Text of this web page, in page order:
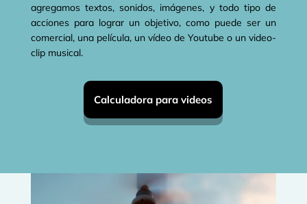
agregamos textos, sonidos, imágenes, y todo tipo de
acciones para lograr un objetivo, como puede ser un
comercial, una película, un vídeo de Youtube o un video-
clip musical.
Calculadora para videos